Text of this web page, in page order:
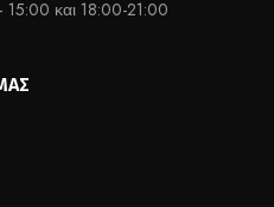
και 18:00-21:00